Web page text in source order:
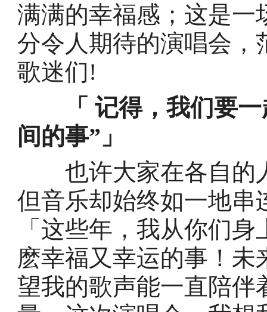
满满的幸福感；这是一
分令人期待的演唱会，
歌迷们!
「 记得，我们要
间的事”」
也许大家在各自的
但音乐却始终如一地串
「这些年，我从你们
麽幸福又幸运的事！
望我的歌声能一直陪伴